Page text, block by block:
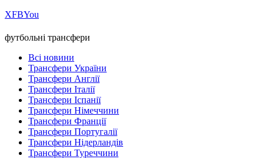
ХFBYou
футбольні трансфери
Всі новини
Трансфери України
Трансфери Англії
Трансфери Італії
Трансфери Іспанії
Трансфери Німеччини
Трансфери Франції
Трансфери Португалії
Трансфери Нідерландів
Трансфери Туреччини